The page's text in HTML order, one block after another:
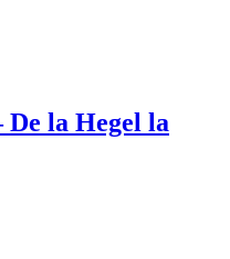
la Hegel la